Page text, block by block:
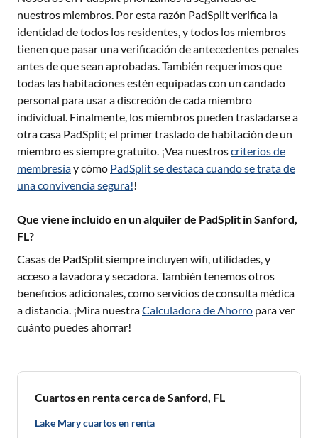
nuestros miembros. Por esta razón PadSplit verifica la
identidad de todos los residentes, y todos los miembros
tienen que pasar una verificación de antecedentes penales
antes de que sean aprobadas. También requerimos que
todas las habitaciones estén equipadas con un candado
personal para usar a discreción de cada miembro
individual. Finalmente, los miembros pueden trasladarse a
otra casa PadSplit; el primer traslado de habitación de un
miembro es siempre gratuito. ¡Vea nuestroscriterios de
membresíay cómo PadSplit se destaca cuando se trata de
una convivencia segura!!
Que viene incluido en un alquiler de PadSplit in Sanford,
FL?
Casas de PadSplit siempre incluyen wifi, utilidades, y
acceso a lavadora y secadora. También tenemos otros
beneficios adicionales, como servicios de consulta médica
a distancia. ¡Mira nuestraCalculadora de Ahorro para ver
cuánto puedes ahorrar!
Cuartos en renta cerca de Sanford, FL
Lake Mary cuartos en renta